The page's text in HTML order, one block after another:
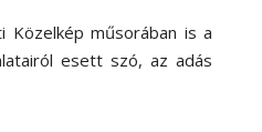
Közelkép műsorában is a
esett szó, az adás